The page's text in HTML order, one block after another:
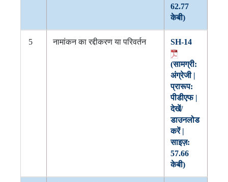
62.77
केबी)
5 नामांकन का रद्दीकरण या परिवर्तन SH-14
(सामग्री:
अंग्रेजी |
प्रारूप:
पीडीएफ |
देखें/
डाउनलोड
करें |
साइज़:
57.66
केबी)